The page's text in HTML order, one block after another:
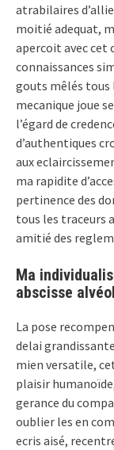
atrabilaires
moitié adequat,
apercoit avec cet
connaissances
gouts mêlés tous
mecanique joue
l’égard de
d’authentiques
aux
ma rapidite
pertinence des
tous les traceurs
amitié des
Ma
abscisse
La pose
delai
mien versatile,
plaisir
gerance du
oublier les en
ecris aisé,